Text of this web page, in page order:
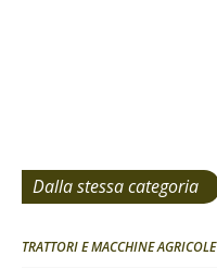
Dalla stessa categoria
TRATTORI E MACCHINE AGRICOLE